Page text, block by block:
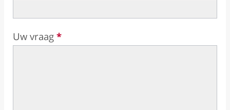
Uw vraag *